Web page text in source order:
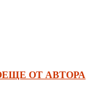
ЕЩЕ ОТ АВТОРА